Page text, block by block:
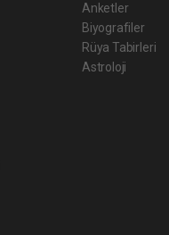
Anketler
Biyografiler
Rüya Tabirleri
Astroloji